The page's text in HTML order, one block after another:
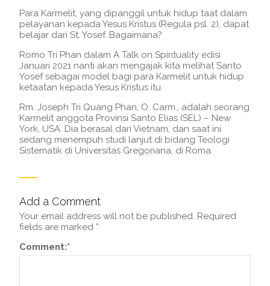
Para Karmelit, yang dipanggil untuk hidup taat dalam
pelayanan kepada Yesus Kristus (Regula psl. 2), dapat
belajar dari St. Yosef. Bagaimana?
Romo Tri Phan dalam A Talk on Spirituality edisi
Januari 2021 nanti akan mengajak kita melihat Santo
Yosef sebagai model bagi para Karmelit untuk hidup
ketaatan kepada Yesus Kristus itu.
Rm. Joseph Tri Quang Phan, O. Carm., adalah seorang
Karmelit anggota Provinsi Santo Elias (SEL) – New
York, USA. Dia berasal dari Vietnam, dan saat ini
sedang menempuh studi lanjut di bidang Teologi
Sistematik di Universitas Gregoriana, di Roma.
Add a Comment
Your email address will not be published. Required
fields are marked *
Comment:*